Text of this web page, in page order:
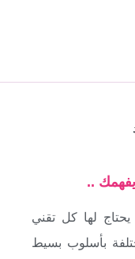
..
لها كل تقني
بأسلوب بسيط